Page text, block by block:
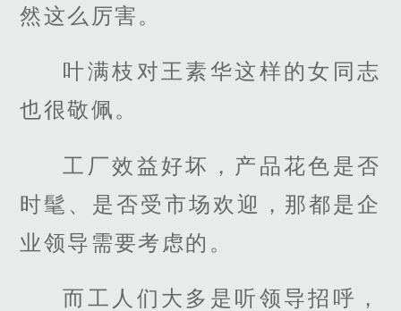
然这么厉害。
叶满枝对王素华这样的女同志
也很敬佩。
工厂效益好坏，产品花色是否
时髦、是否受市场欢迎，那都是企
业领导需要考虑的。
而工人们大多是听领导招呼，